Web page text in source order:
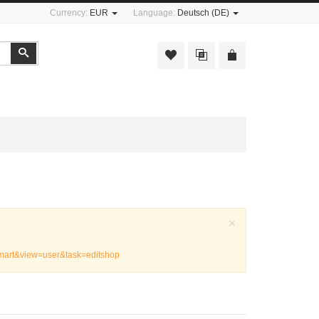
Language: Deutsch (DE)
Currency: EUR
Suchen
×